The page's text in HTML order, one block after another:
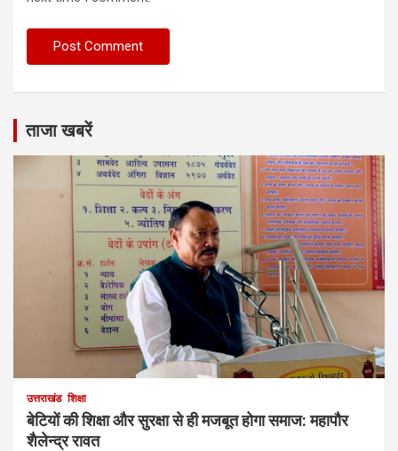
ताजा खबरें
उत्तराखंड शिक्षा
बेटियों की शिक्षा और सुरक्षा से ही मजबूत होगा समाज: महापौर
शैलेन्द्र रावत